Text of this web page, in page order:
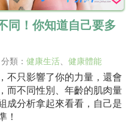
同！你知道自己要多
類： 健康生活 健康體能
不只影響了你的力量，還會
而不同性別、年齡的肌肉量
成分析拿起來看看，自己是
！